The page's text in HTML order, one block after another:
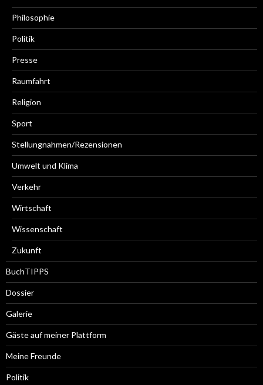
Philosophie
Politik
Presse
Raumfahrt
Religion
Sport
Stellungnahmen/Rezensionen
Umwelt und Klima
Verkehr
Wirtschaft
Wissenschaft
Zukunft
BuchTIPPS
Dossier
Galerie
Gäste auf meiner Plattform
Meine Freunde
Politik